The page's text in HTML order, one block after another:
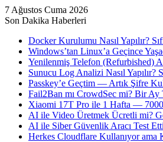
7 Ağustos Cuma 2026
Son Dakika Haberleri
Docker Kurulumu Nasıl Yapılır?
Windows’tan Linux’a Geçince
Yenilenmiş Telefon (Refurbished)
Sunucu Log Analizi Nasıl Yapılır?
Passkey’e Geçtim — Artık Şifre
Fail2Ban mı CrowdSec mi? Bir Ay
Xiaomi 17T Pro ile 1 Hafta —
AI ile Video Üretmek Ücretli mi?
AI ile Siber Güvenlik Aracı Test
Herkes Cloudflare Kullanıyor ama